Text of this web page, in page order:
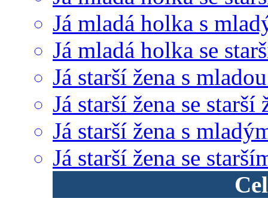
Já mladá holka s
Já mladá holka se
Já starší žena s
Já starší žena se starší
Já starší žena s
Já starší žena se